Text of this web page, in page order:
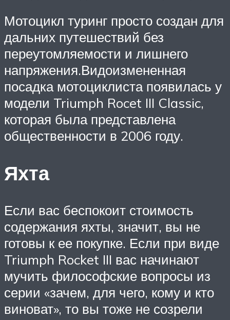
Мотоцикл туринг просто создан для
дальних путешествий без
переутомляемости и лишнего
напряжения.Видоизмененная
посадка мотоциклиста появилась у
модели Triumph Rocet III Classic,
которая была представлена
общественности в 2006 году.
Яхта
Если вас беспокоит стоимость
содержания яхты, значит, вы не
готовы к ее покупке. Если при виде
Triumph Rocket III вас начинают
мучить философские вопросы из
серии «зачем, для чего, кому и кто
виноват», то вы тоже не созрели